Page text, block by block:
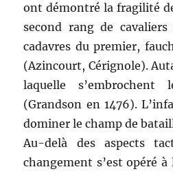
ont démontré la fragilité
second rang de cavaliers
cadavres du premier,
(Azincourt, Cérignole).
laquelle s’embrochent
(Grandson en 1476).
dominer le champ de
Au-delà des aspects
changement s’est opéré